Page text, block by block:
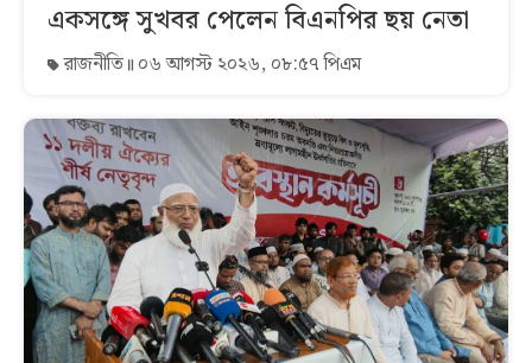
একসঙ্গে সুখবর পেলেন বিএনপির ছয় নেতা
রাজনীতি ০৬ আগস্ট ২০২৬, ০৮:৫৭ পিএম